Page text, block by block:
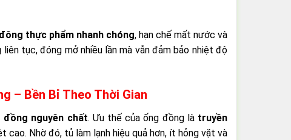
đông thực phẩm nhanh chóng, hạn chế mất nước và
tục, đóng mở nhiều lần mà vẫn đảm bảo nhiệt độ
– Bền Bỉ Theo Thời Gian
đồng nguyên chất. Ưu thế của ống đồng là truyền
Nhờ đó, tủ làm lạnh hiệu quả hơn, ít hỏng vặt và